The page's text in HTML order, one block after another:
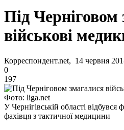
Під Черніговом
військові
Корреспондент.net, 14 червня
0
197
Фото: liga.net
У Чернігівській області
фахівця з тактичної медицини